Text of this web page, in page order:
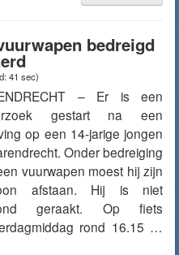
bedreigd
41 sec)
– Er is een
gestart na een
op een 14-jarige jongen
Onder bedreiging
vuurwapen moest hij zijn
afstaan. Hij is niet
geraakt. Op fiets
rond 16.15 …